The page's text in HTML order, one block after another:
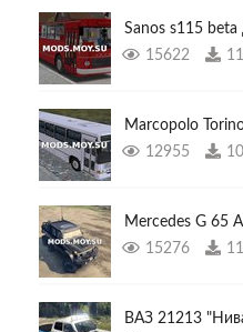
Sanos s115
15622
Marcopolo
12955
Mercedes G 65
15276
ВАЗ 21213